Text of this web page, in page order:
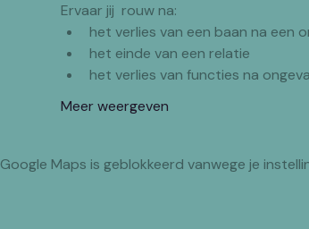
Ervaar jij  rouw na:
het verlies van een baan na een
het einde van een relatie
het verlies van functies na
Meer weergeven
Google Maps is geblokkeerd vanwege je